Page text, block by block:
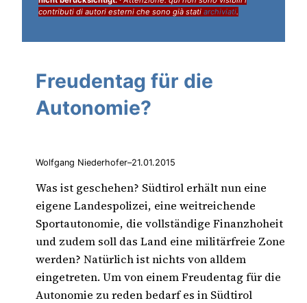
contributi di autori esterni che sono già stati archiviati.
Freudentag für die
Autonomie?
Wolfgang Niederhofer–21.01.2015
Was ist geschehen? Südtirol erhält nun eine
eigene Landespolizei, eine weitreichende
Sportautonomie, die vollständige Finanzhoheit
und zudem soll das Land eine militärfreie Zone
werden? Natürlich ist nichts von alldem
eingetreten. Um von einem Freudentag für die
Autonomie zu reden bedarf es in Südtirol